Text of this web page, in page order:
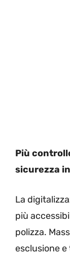
Più
sicurezza
La
più
polizza.
esclusione